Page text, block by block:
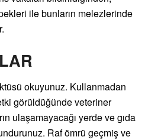
ile bunların melezlerinde
okuyunuz. Kullanmadan
görüldüğünde veteriner
ulaşamayacağı yerde ve gıda
Raf ömrü geçmiş ve